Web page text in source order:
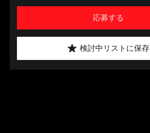
応募する
検討中リストに保存